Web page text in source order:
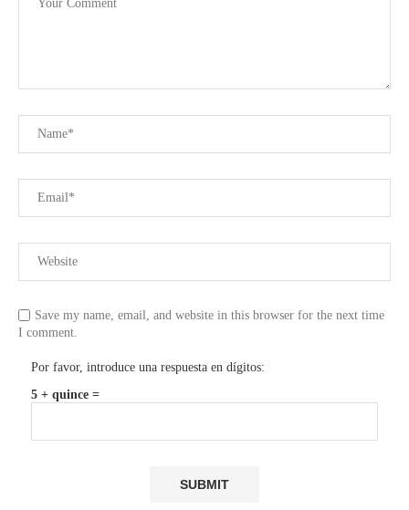
Save my name, email, and website in this browser for the next time
I comment.
Por favor, introduce una respuesta en dígitos:
5 + quince =